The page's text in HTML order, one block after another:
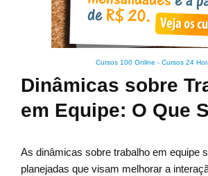
Cursos 100 Online - Cursos 24
Dinâmicas sobre
em Equipe: O Que
As dinâmicas sobre trabalho em equipe
planejadas que visam melhorar a